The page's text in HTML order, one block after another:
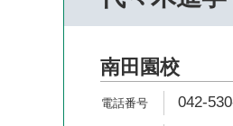
南田園校
042-